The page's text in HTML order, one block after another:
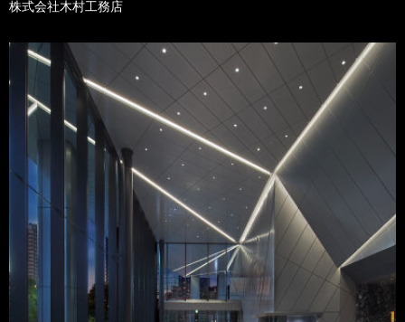
株式会社木村工務店